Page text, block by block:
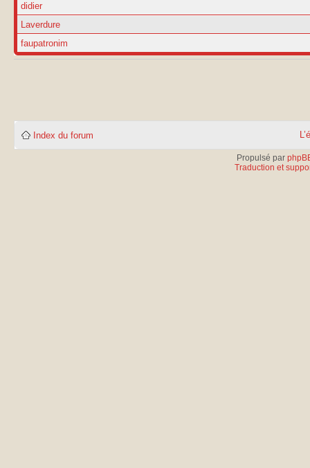
didier
Laverdure
faupatronim
Index du forum
Propulsé par
Traduction et